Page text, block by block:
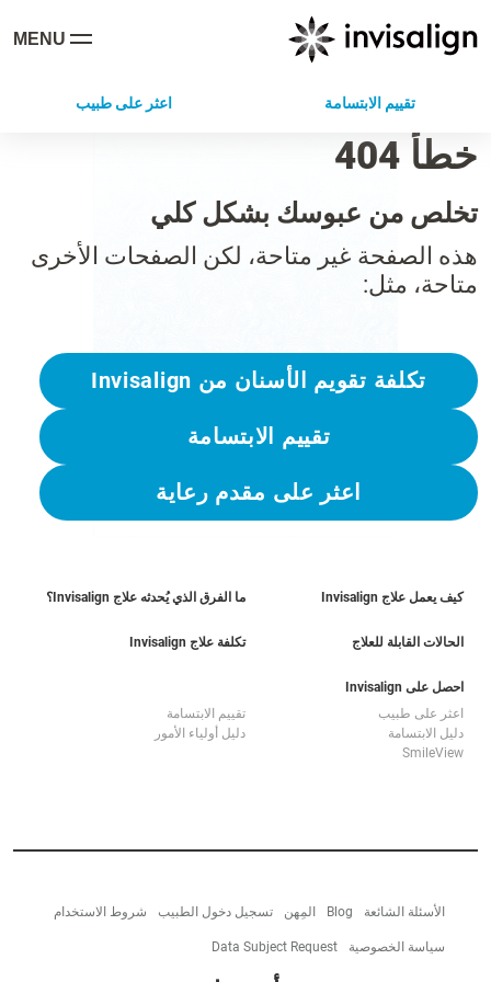
MENU
تقييم الابتسامة اعثر على طبيب
خطأ 404
تخلص من عبوسك بشكل كلي
هذه الصفحة غير متاحة، لكن الصفحات الأخرى
متاحة، مثل:
تكلفة تقويم الأسنان من Invisalign
تقييم الابتسامة
اعثر على مقدم رعاية
كيف يعمل علاج Invisalign ما الفرق الذي يُحدثه علاج Invisalign؟
الحالات القابلة للعلاج تكلفة علاج Invisalign
احصل على Invisalign
اعثر على طبيب
تقييم الابتسامة
دليل الابتسامة
دليل أولياء الأمور
SmileView
الأسئلة الشائعة Blog المِهن تسجيل دخول الطبيب شروط الاستخدام
سياسة الخصوصية Data Subject Request